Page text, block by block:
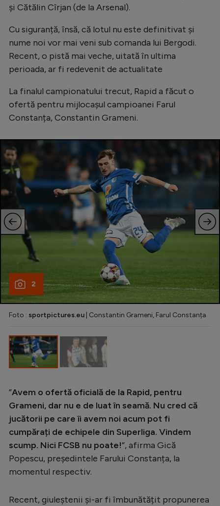
Auto
Rugby
Ciclism
Alte sporturi
JO 2026
Intră în cont
Creează cont
și Cătălin Cîrjan (de la Arsenal).
Cu siguranță, însă, că lotul nu este definitivat și
nume noi vor mai veni sub comanda lui Bergodi.
Recent, o pistă mai veche, uitată în ultima
perioada, ar fi redevenit de actualitate
La finalul campionatului trecut, Rapid a făcut o
ofertă pentru mijlocașul campioanei Farul
Constanța, Constantin Grameni.
2
Foto : sportpictures.eu | Constantin Grameni, Farul Constanța
”Avem o ofertă oficială de la Rapid, pentru
Grameni, dar nu e de luat în seamă. Nu cred că
jucătorii pe care îi avem noi acum pot fi
cumpărați de echipele din Superliga. Vindem
scump. Nici FCSB nu poate!”, afirma Gică
Popescu, președintele Farului Constanța, la
momentul respectiv.
Recent, giuleștenii și-ar fi îmbunătățit propunerea